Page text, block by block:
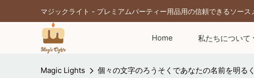
マジックライト - プレミアムパーティー用品用の信頼できるソース
Home 私たちについて
Magic Lights 個々の文字のろうそくであなたの名前を明る